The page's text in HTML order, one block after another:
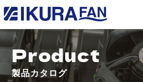
Product
製品カタログ